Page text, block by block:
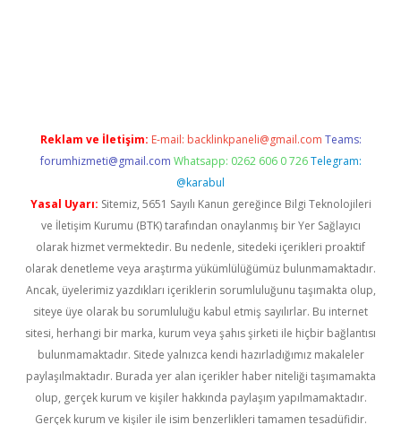
Reklam ve İletişim: E-mail: backlinkpaneli@gmail.com Teams:
forumhizmeti@gmail.com Whatsapp: 0262 606 0 726 Telegram:
@karabul
Yasal Uyarı: Sitemiz, 5651 Sayılı Kanun gereğince Bilgi Teknolojileri
ve İletişim Kurumu (BTK) tarafından onaylanmış bir Yer Sağlayıcı
olarak hizmet vermektedir. Bu nedenle, sitedeki içerikleri proaktif
olarak denetleme veya araştırma yükümlülüğümüz bulunmamaktadır.
Ancak, üyelerimiz yazdıkları içeriklerin sorumluluğunu taşımakta olup,
siteye üye olarak bu sorumluluğu kabul etmiş sayılırlar. Bu internet
sitesi, herhangi bir marka, kurum veya şahıs şirketi ile hiçbir bağlantısı
bulunmamaktadır. Sitede yalnızca kendi hazırladığımız makaleler
paylaşılmaktadır. Burada yer alan içerikler haber niteliği taşımamakta
olup, gerçek kurum ve kişiler hakkında paylaşım yapılmamaktadır.
Gerçek kurum ve kişiler ile isim benzerlikleri tamamen tesadüfidir.